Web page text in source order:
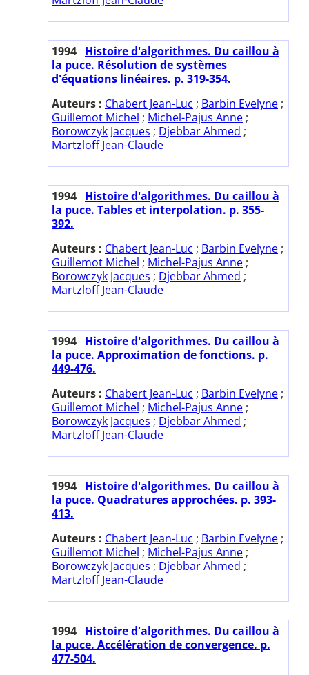
1994 Histoire d'algorithmes. Du caillou à
la puce. Résolution de systèmes
d'équations linéaires. p. 319-354.
Auteurs : Chabert Jean-Luc ; Barbin Evelyne ;
Guillemot Michel ; Michel-Pajus Anne ;
Borowczyk Jacques ; Djebbar Ahmed ;
Martzloff Jean-Claude
1994 Histoire d'algorithmes. Du caillou à
la puce. Tables et interpolation. p. 355-
392.
Auteurs : Chabert Jean-Luc ; Barbin Evelyne ;
Guillemot Michel ; Michel-Pajus Anne ;
Borowczyk Jacques ; Djebbar Ahmed ;
Martzloff Jean-Claude
1994 Histoire d'algorithmes. Du caillou à
la puce. Approximation de fonctions. p.
449-476.
Auteurs : Chabert Jean-Luc ; Barbin Evelyne ;
Guillemot Michel ; Michel-Pajus Anne ;
Borowczyk Jacques ; Djebbar Ahmed ;
Martzloff Jean-Claude
1994 Histoire d'algorithmes. Du caillou à
la puce. Quadratures approchées. p. 393-
413.
Auteurs : Chabert Jean-Luc ; Barbin Evelyne ;
Guillemot Michel ; Michel-Pajus Anne ;
Borowczyk Jacques ; Djebbar Ahmed ;
Martzloff Jean-Claude
1994 Histoire d'algorithmes. Du caillou à
la puce. Accélération de convergence. p.
477-504.